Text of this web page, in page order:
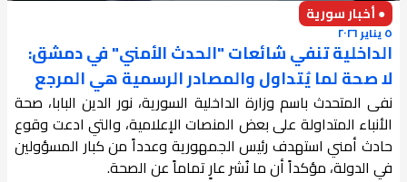
● أخبار سورية
٥ يناير ٢٠٢٦
الداخلية تنفي شائعات "الحدث الأمني" في دمشق:
لا صحة لما يُتداول والمصادر الرسمية هي المرجع
نفى المتحدث باسم وزارة الداخلية السورية، نور الدين البابا، صحة
الأنباء المتداولة على بعض المنصات الإعلامية، والتي ادعت وقوع
حادث أمني استهدف رئيس الجمهورية وعدداً من كبار المسؤولين
في الدولة، مؤكداً أن ما نُشر عارٍ تماماً عن الصحة.